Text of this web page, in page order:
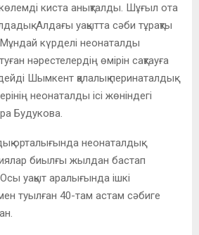
киста анықталды. Шұғыл ота
Алдағы уақытта сәби тұрақты
күрделі неонаталды
нәрестелердің өмірін сақтауға
Шымкент қалалық перинаталдық
неонаталды ісі жөніндегі
Будукова.
орталығында неонаталдық
биылғы жылдан бастап
уақыт аралығында ішкі
туылған 40-там астам сәбиге